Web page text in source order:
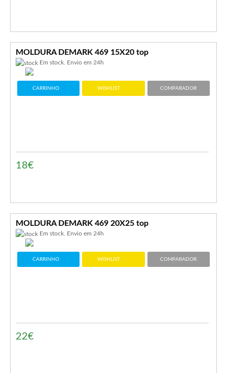
MOLDURA DEMARK 469 15X20 top
Em stock. Envio em 24h
CARRINHO WISHLIST COMPARADOR
18€
MOLDURA DEMARK 469 20X25 top
Em stock. Envio em 24h
CARRINHO WISHLIST COMPARADOR
22€